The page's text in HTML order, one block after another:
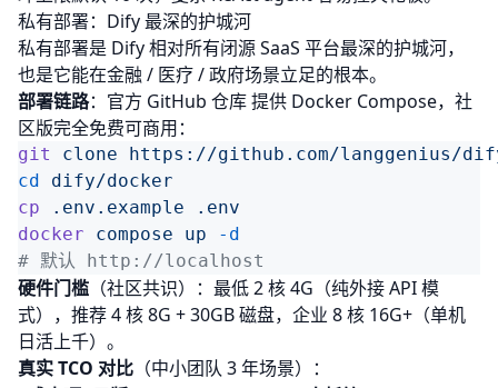
私有部署：Dify 最深的护城河
私有部署是 Dify 相对所有闭源 SaaS 平台最深的护城河，
也是它能在金融 / 医疗 / 政府场景立足的根本。
部署链路：官方 GitHub 仓库提供 Docker Compose，社
区版完全免费可商用：
git
clone
cd
cp .env.example
docker compose up
硬件门槛 （社区共识）：最低 2 核 4G（纯外接 API 模
式），推荐 4 核 8G + 30GB 磁盘，企业 8 核 16G+（单机
日活上千）。
真实 TCO 对比 （中小团队 3 年场景）：